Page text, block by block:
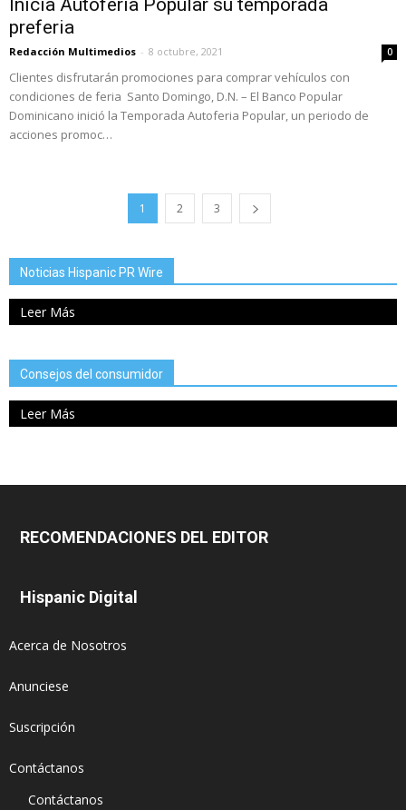
Inicia Autoferia Popular su temporada
preferia
Redacción Multimedios - 8 octubre, 2021 0
Clientes disfrutarán promociones para comprar vehículos con
condiciones de feria Santo Domingo, D.N. – El Banco Popular
Dominicano inició la Temporada Autoferia Popular, un periodo de
acciones promoc…
1 2 3
Noticias Hispanic PR Wire
Leer Más
Consejos del consumidor
Leer Más
RECOMENDACIONES DEL EDITOR
Hispanic Digital
Acerca de Nosotros
Anunciese
Suscripción
Contáctanos
Contáctanos